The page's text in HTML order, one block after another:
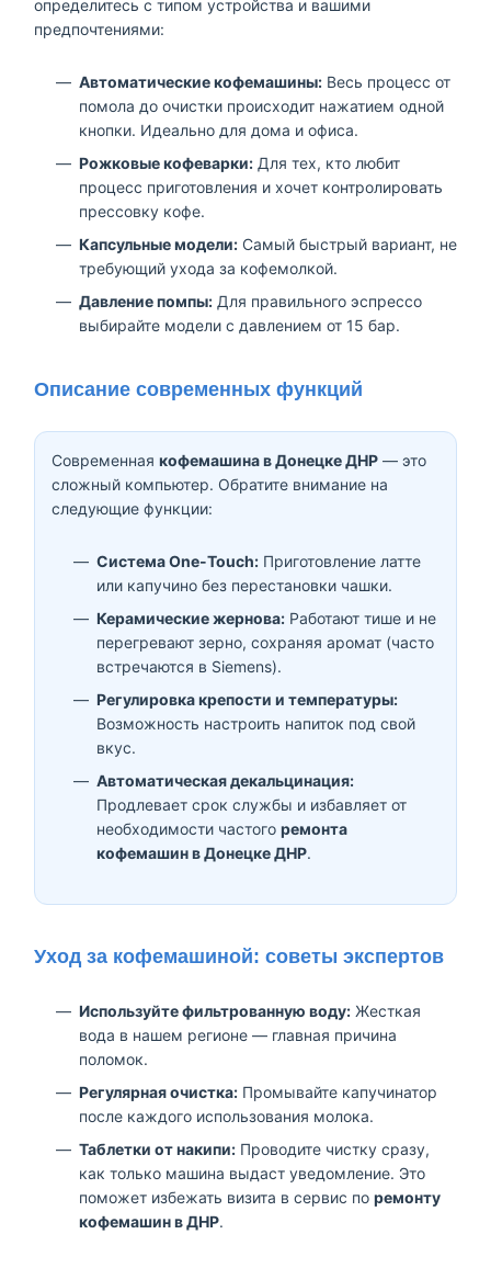
определитесь с типом устройства и вашими
предпочтениями:
Автоматические кофемашины: Весь процесс от
помола до очистки происходит нажатием одной
кнопки. Идеально для дома и офиса.
Рожковые кофеварки: Для тех, кто любит
процесс приготовления и хочет контролировать
прессовку кофе.
Капсульные модели: Самый быстрый вариант, не
требующий ухода за кофемолкой.
Давление помпы: Для правильного эспрессо
выбирайте модели с давлением от 15 бар.
Описание современных функций
Современная кофемашина в Донецке ДНР — это
сложный компьютер. Обратите внимание на
следующие функции:
Система One-Touch: Приготовление латте
или капучино без перестановки чашки.
Керамические жернова: Работают тише и не
перегревают зерно, сохраняя аромат (часто
встречаются в Siemens).
Регулировка крепости и температуры:
Возможность настроить напиток под свой
вкус.
Автоматическая декальцинация:
Продлевает срок службы и избавляет от
необходимости частого ремонта
кофемашин в Донецке ДНР.
Уход за кофемашиной: советы экспертов
Используйте фильтрованную воду: Жесткая
вода в нашем регионе — главная причина
поломок.
Регулярная очистка: Промывайте капучинатор
после каждого использования молока.
Таблетки от накипи: Проводите чистку сразу,
как только машина выдаст уведомление. Это
поможет избежать визита в сервис по ремонту
кофемашин в ДНР.